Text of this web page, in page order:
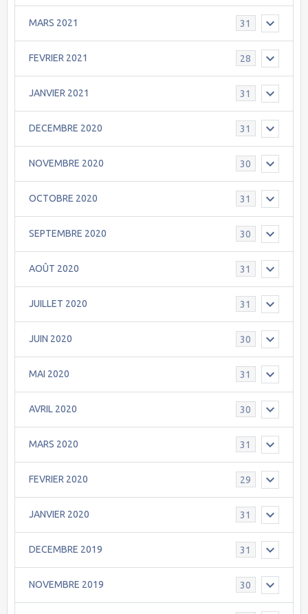
MARS 2021 31
FEVRIER 2021 28
JANVIER 2021 31
DECEMBRE 2020 31
NOVEMBRE 2020 30
OCTOBRE 2020 31
SEPTEMBRE 2020 30
AOÛT 2020 31
JUILLET 2020 31
JUIN 2020 30
MAI 2020 31
AVRIL 2020 30
MARS 2020 31
FEVRIER 2020 29
JANVIER 2020 31
DECEMBRE 2019 31
NOVEMBRE 2019 30